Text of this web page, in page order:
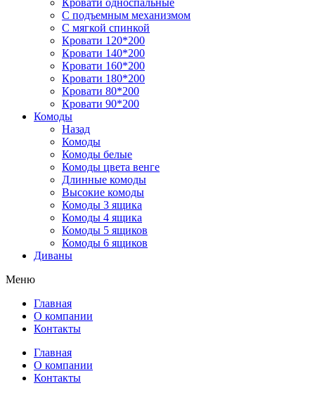
Кровати односпальные
С подъемным механизмом
С мягкой спинкой
Кровати 120*200
Кровати 140*200
Кровати 160*200
Кровати 180*200
Кровати 80*200
Кровати 90*200
Комоды
Назад
Комоды
Комоды белые
Комоды цвета венге
Длинные комоды
Высокие комоды
Комоды 3 ящика
Комоды 4 ящика
Комоды 5 ящиков
Комоды 6 ящиков
Диваны
Меню
Главная
О компании
Контакты
Главная
О компании
Контакты